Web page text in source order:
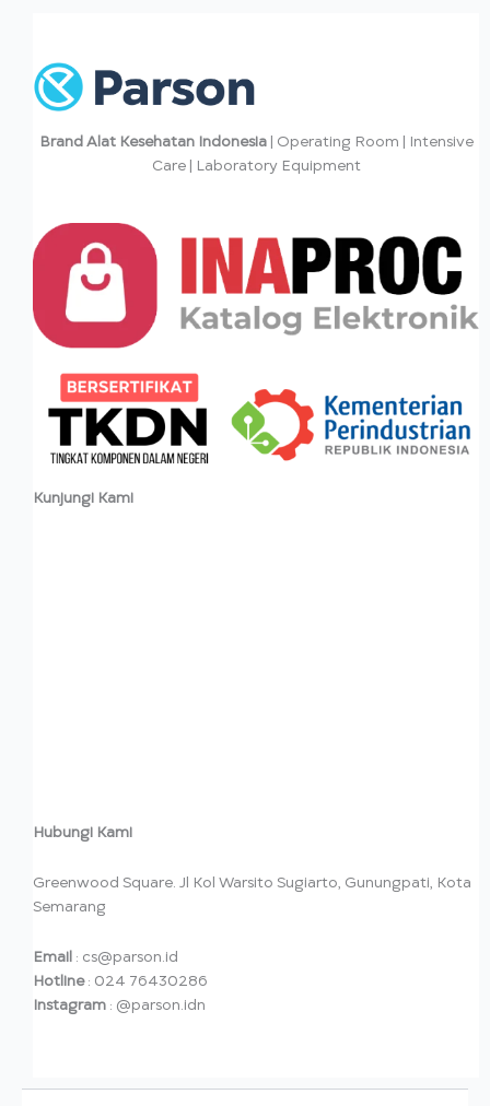
Brand Alat Kesehatan Indonesia| Operating Room | Intensive
Care | Laboratory Equipment
Kunjungi Kami
Hubungi Kami
Greenwood Square. Jl Kol Warsito Sugiarto, Gunungpati, Kota
Semarang
Email : cs@parson.id
Hotline: 024 76430286
Instagram : @parson.idn